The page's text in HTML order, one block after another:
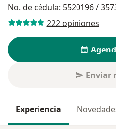
No. de cédula: 5520196 /
222 opiniones
Enviar
Experiencia